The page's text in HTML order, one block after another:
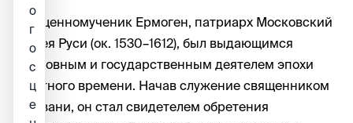
Священномученик Ермоген, патриарх Московский
и всея Руси (ок. 1530–1612), был выдающимся
церковным и государственным деятелем эпохи
Смутного времени. Начав служение священником
в Казани, он стал свидетелем обретения
о
г
о
с
ц
е